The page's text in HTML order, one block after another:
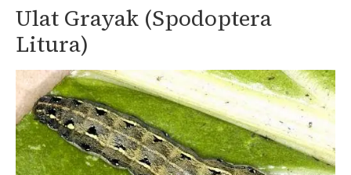
Ulat Grayak (Spodoptera
Litura)